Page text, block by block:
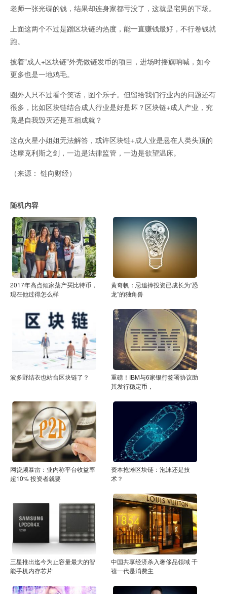
老师一张光碟的钱，结果却连身家都亏没了，这就是宅男的下场。
上面这两个不过是蹭区块链的热度，能一直赚钱最好，不行卷钱就
跑。
披着"成人+区块链"外壳做链发币的项目，进场时摇旗呐喊，如今
更多也是一地鸡毛。
圈外人只不过看个笑话，图个乐子。但留给我们行业内的问题还有
很多，比如区块链结合成人行业是好是坏？区块链+成人产业，究
竟是自我毁灭还是互相成就？
这点火星小姐姐无法解答，或许区块链+成人业是悬在人类头顶的
达摩克利斯之剑，一边是法律监管，一边是欲望温床。
（来源： 链向财经）
随机内容
2017年高点倾家荡产买比特币，
现在他过得怎么样
黄奇帆：忌追捧投资已成长为“恐
龙”的独角兽
波多野结衣也站台区块链了？
重磅！IBM与6家银行签署协议助
其发行稳定币，
网贷频暴雷：业内称平台收益率
超10% 投资者就要
资本抢滩区块链：泡沫还是技
术？
三星推出迄今为止容量最大的智
能手机内存芯片
中国共享经济杀入奢侈品领域 千
禧一代是消费主